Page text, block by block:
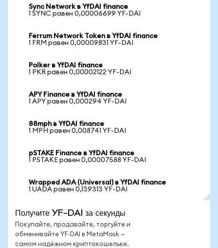
Sync Network в YfDAI finance
1 SYNC равен 0,00006699 YF-DAI
Ferrum Network Token в YfDAI finance
1 FRM равен 0,00009831 YF-DAI
Polker в YfDAI finance
1 PKR равен 0,00002122 YF-DAI
APY Finance в YfDAI finance
1 APY равен 0,000294 YF-DAI
88mph в YfDAI finance
1 MPH равен 0,008741 YF-DAI
pSTAKE Finance в YfDAI finance
1 PSTAKE равен 0,00007588 YF-DAI
Wrapped ADA (Universal) в YfDAI finance
1 UADA равен 0,139313 YF-DAI
Получите YF-DAI за секунды
Покупайте, продавайте, торгуйте и
обменивайте YF-DAI в MetaMask —
самом надёжном криптокошельке.